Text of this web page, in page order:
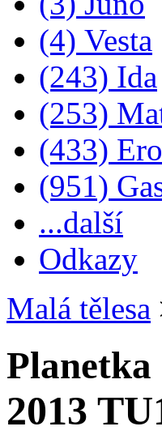
(4) Vesta
(243) Ida
(253)
(433)
(951)
...další
Odkazy
Malá tělesa
Planetka
2013